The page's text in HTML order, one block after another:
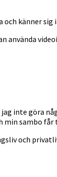
känner sig
använda
inte göra
min sambo får
och